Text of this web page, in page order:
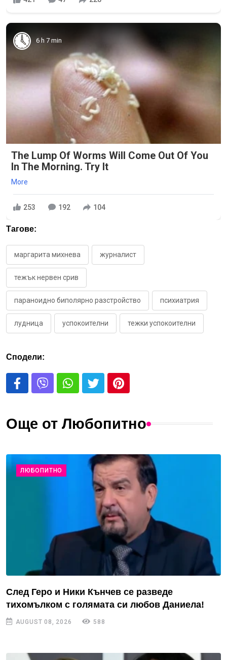
6 h 7 min
The Lump Of Worms Will Come Out Of You
In The Morning. Try It
More
253 192 104
Тагове:
маргарита михнева журналист
тежък нервен срив
параноидно биполярно разстройство психиатрия
лудница успокоителни тежки успокоителни
Сподели:
Още от Любопитно
ЛЮБОПИТНО
След Геро и Ники Кънчев се разведе
тихомълком с голямата си любов Даниела!
AUGUST 08, 2026 588